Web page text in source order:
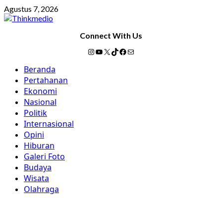
Skip
to
Agustus 7, 2026
Connect With Us
Instagram
YouTube
X TikTok
Facebook
Mail
Primary
Menu
Beranda
Pertahanan
Ekonomi
Nasional
Politik
Internasional
Opini
Hiburan
Galeri Foto
Budaya
Wisata
Olahraga